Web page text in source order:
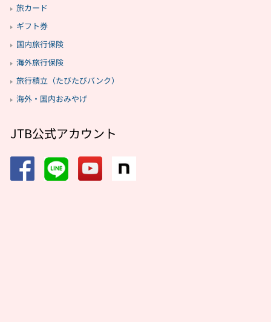
旅カード
ギフト券
国内旅行保険
海外旅行保険
旅行積立（たびたびバンク）
海外・国内おみやげ
JTB公式アカウント